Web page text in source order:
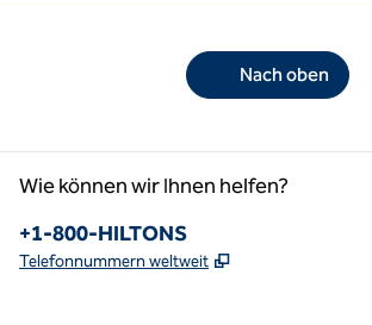
Nach oben
Wie können wir Ihnen helfen?
Telefon:
+1-800-HILTONS
Telefonnummern weltweit ,